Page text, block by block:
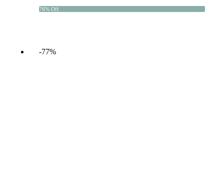
76% Off
-77%